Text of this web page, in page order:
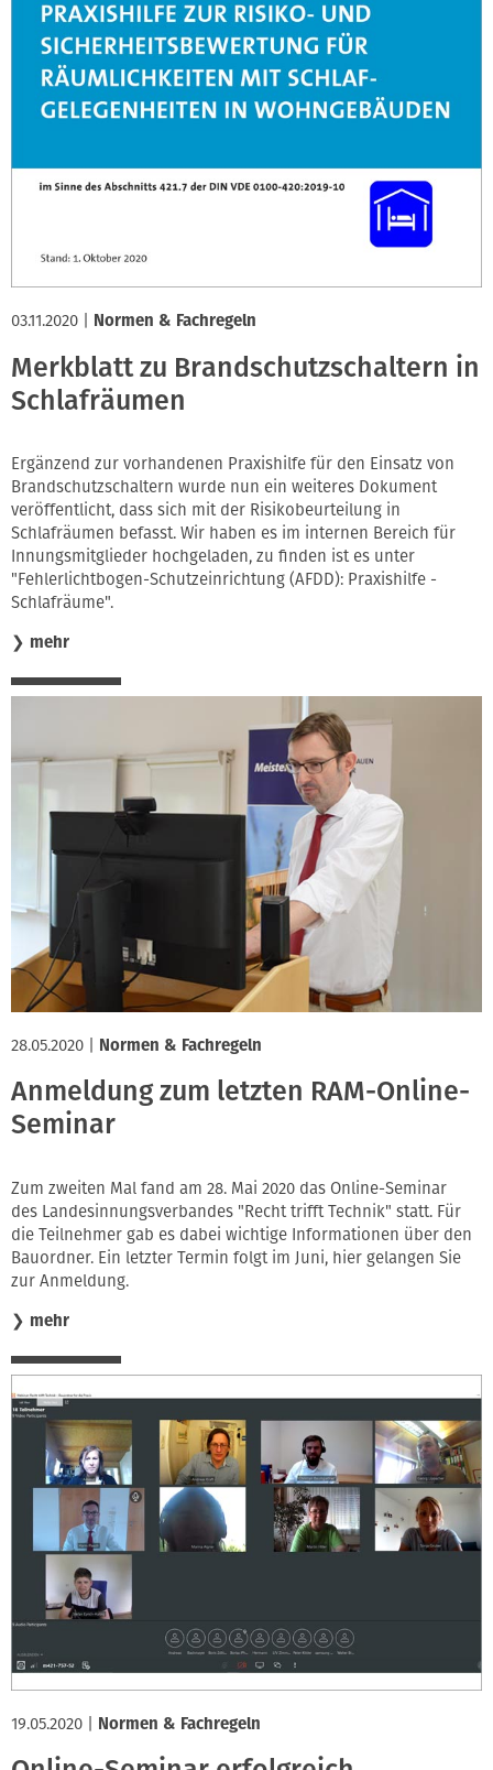
03.11.2020 Normen & Fachregeln
Merkblatt zu Brandschutzschaltern in
Schlafräumen
Ergänzend zur vorhandenen Praxishilfe für den Einsatz von
Brandschutzschaltern wurde nun ein weiteres Dokument
veröffentlicht, dass sich mit der Risikobeurteilung in
Schlafräumen befasst. Wir haben es im internen Bereich für
Innungsmitglieder hochgeladen, zu finden ist es unter
"Fehlerlichtbogen-Schutzeinrichtung (AFDD): Praxishilfe -
Schlafräume".
❯ mehr
28.05.2020 Normen & Fachregeln
Anmeldung zum letzten RAM-Online-
Seminar
Zum zweiten Mal fand am 28. Mai 2020 das Online-Seminar
des Landesinnungsverbandes "Recht trifft Technik" statt. Für
die Teilnehmer gab es dabei wichtige Informationen über den
Bauordner. Ein letzter Termin folgt im Juni, hier gelangen Sie
zur Anmeldung.
❯ mehr
19.05.2020 Normen & Fachregeln